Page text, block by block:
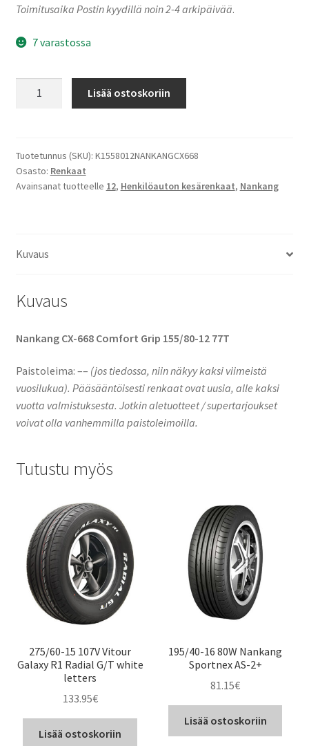
Toimitusaika Postin kyydillä noin 2-4 arkipäivää.
7 varastossa
CX-
668
Comfort
Lisää ostoskoriin
Tuotetunnus (SKU): K1558012NANKANGCX668
Osasto: Renkaat
Avainsanat tuotteelle 12, Henkilöauton kesärenkaat, Nankang
Kuvaus
Kuvaus
Nankang CX-668 Comfort Grip 155/80-12 77T
Paistoleima: –– (jos tiedossa, niin näkyy kaksi viimeistä
vuosilukua). Pääsääntöisesti renkaat ovat uusia, alle kaksi
vuotta valmistuksesta. Jotkin aletuotteet / supertarjoukset
voivat olla vanhemmilla paistoleimoilla.
Tutustu myös
275/60-15 107V Vitour
Galaxy R1 Radial G/T white
letters
133.95€
Lisää ostoskoriin
195/40-16 80W Nankang
Sportnex AS-2+
81.15€
Lisää ostoskoriin